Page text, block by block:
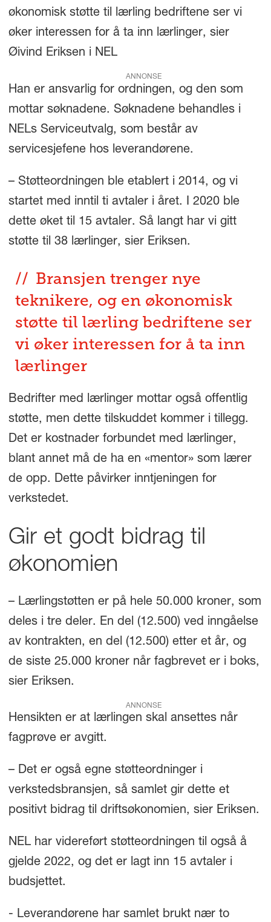
økonomisk støtte til lærling bedriftene ser vi
øker interessen for å ta inn lærlinger, sier
Øivind Eriksen i NEL
ANNONSE
Han er ansvarlig for ordningen, og den som
mottar søknadene. Søknadene behandles i
NELs Serviceutvalg, som består av
servicesjefene hos leverandørene.
– Støtteordningen ble etablert i 2014, og vi
startet med inntil ti avtaler i året. I 2020 ble
dette øket til 15 avtaler. Så langt har vi gitt
støtte til 38 lærlinger, sier Eriksen.
Bransjen trenger nye
teknikere, og en økonomisk
støtte til lærling bedriftene ser
vi øker interessen for å ta inn
lærlinger
Bedrifter med lærlinger mottar også offentlig
støtte, men dette tilskuddet kommer i tillegg.
Det er kostnader forbundet med lærlinger,
blant annet må de ha en «mentor» som lærer
de opp. Dette påvirker inntjeningen for
verkstedet.
Gir et godt bidrag til
økonomien
– Lærlingstøtten er på hele 50.000 kroner, som
deles i tre deler. En del (12.500) ved inngåelse
av kontrakten, en del (12.500) etter et år, og
de siste 25.000 kroner når fagbrevet er i boks,
sier Eriksen.
ANNONSE
Hensikten er at lærlingen skal ansettes når
fagprøve er avgitt.
– Det er også egne støtteordninger i
verkstedsbransjen, så samlet gir dette et
positivt bidrag til driftsøkonomien, sier Eriksen.
NEL har videreført støtteordningen til også å
gjelde 2022, og det er lagt inn 15 avtaler i
budsjettet.
- Leverandørene har samlet brukt nær to